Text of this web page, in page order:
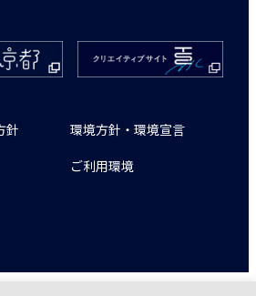
針
環境方針・環境宣言
ご利用環境